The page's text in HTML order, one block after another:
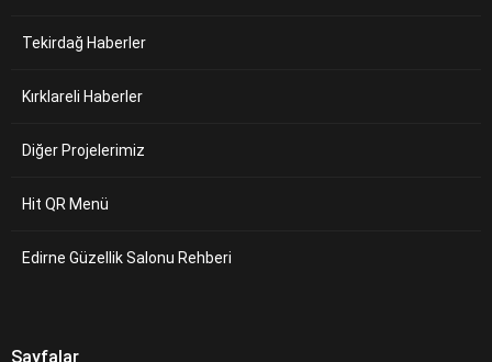
Tekirdağ Haberler
Kırklareli Haberler
Diğer Projelerimiz
Hit QR Menü
Edirne Güzellik Salonu Rehberi
Sayfalar